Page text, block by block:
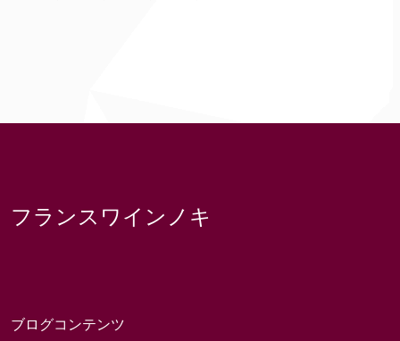
フランスワインノキ
ブログコンテンツ